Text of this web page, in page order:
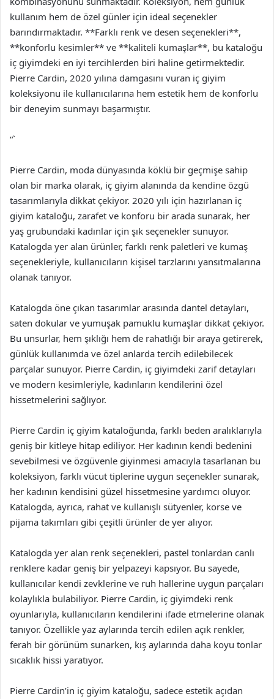
kullanım hem de özel günler için ideal seçenekler
barındırmaktadır. **Farklı renk ve desen seçenekleri**,
**konforlu kesimler** ve **kaliteli kumaşlar**, bu kataloğu
iç giyimdeki en iyi tercihlerden biri haline getirmektedir.
Pierre Cardin, 2020 yılına damgasını vuran iç giyim
koleksiyonu ile kullanıcılarına hem estetik hem de konforlu
bir deneyim sunmayı başarmıştır.
“`
Pierre Cardin, moda dünyasında köklü bir geçmişe sahip
olan bir marka olarak, iç giyim alanında da kendine özgü
tasarımlarıyla dikkat çekiyor. 2020 yılı için hazırlanan iç
giyim kataloğu, zarafet ve konforu bir arada sunarak, her
yaş grubundaki kadınlar için şık seçenekler sunuyor.
Katalogda yer alan ürünler, farklı renk paletleri ve kumaş
seçenekleriyle, kullanıcıların kişisel tarzlarını yansıtmalarına
olanak tanıyor.
Katalogda öne çıkan tasarımlar arasında dantel detayları,
saten dokular ve yumuşak pamuklu kumaşlar dikkat çekiyor.
Bu unsurlar, hem şıklığı hem de rahatlığı bir araya getirerek,
günlük kullanımda ve özel anlarda tercih edilebilecek
parçalar sunuyor. Pierre Cardin, iç giyimdeki zarif detayları
ve modern kesimleriyle, kadınların kendilerini özel
hissetmelerini sağlıyor.
Pierre Cardin iç giyim kataloğunda, farklı beden aralıklarıyla
geniş bir kitleye hitap ediliyor. Her kadının kendi bedenini
sevebilmesi ve özgüvenle giyinmesi amacıyla tasarlanan bu
koleksiyon, farklı vücut tiplerine uygun seçenekler sunarak,
her kadının kendisini güzel hissetmesine yardımcı oluyor.
Katalogda, ayrıca, rahat ve kullanışlı sütyenler, korse ve
pijama takımları gibi çeşitli ürünler de yer alıyor.
Katalogda yer alan renk seçenekleri, pastel tonlardan canlı
renklere kadar geniş bir yelpazeyi kapsıyor. Bu sayede,
kullanıcılar kendi zevklerine ve ruh hallerine uygun parçaları
kolaylıkla bulabiliyor. Pierre Cardin, iç giyimdeki renk
oyunlarıyla, kullanıcıların kendilerini ifade etmelerine olanak
tanıyor. Özellikle yaz aylarında tercih edilen açık renkler,
ferah bir görünüm sunarken, kış aylarında daha koyu tonlar
sıcaklık hissi yaratıyor.
Pierre Cardin’in iç giyim kataloğu, sadece estetik açıdan